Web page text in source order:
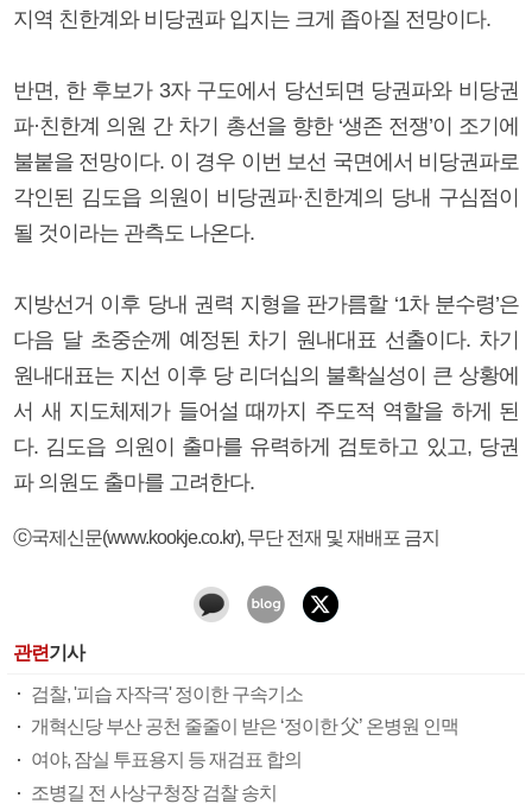
지역 친한계와 비당권파 입지는 크게 좁아질 전망이다.
반면, 한 후보가 3자 구도에서 당선되면 당권파와 비당권
파·친한계 의원 간 차기 총선을 향한 ‘생존 전쟁’이 조기에
불붙을 전망이다. 이 경우 이번 보선 국면에서 비당권파로
각인된 김도읍 의원이 비당권파·친한계의 당내 구심점이
될 것이라는 관측도 나온다.
지방선거 이후 당내 권력 지형을 판가름할 ‘1차 분수령’은
다음 달 초중순께 예정된 차기 원내대표 선출이다. 차기
원내대표는 지선 이후 당 리더십의 불확실성이 큰 상황에
서 새 지도체제가 들어설 때까지 주도적 역할을 하게 된
다. 김도읍 의원이 출마를 유력하게 검토하고 있고, 당권
파 의원도 출마를 고려한다.
ⓒ국제신문(www.kookje.co.kr), 무단 전재 및 재배포 금지
관련기사
검찰, '피습 자작극' 정이한 구속기소
개혁신당 부산 공천 줄줄이 받은 ‘정이한 父’ 온병원 인맥
여야, 잠실 투표용지 등 재검표 합의
조병길 전 사상구청장 검찰 송치